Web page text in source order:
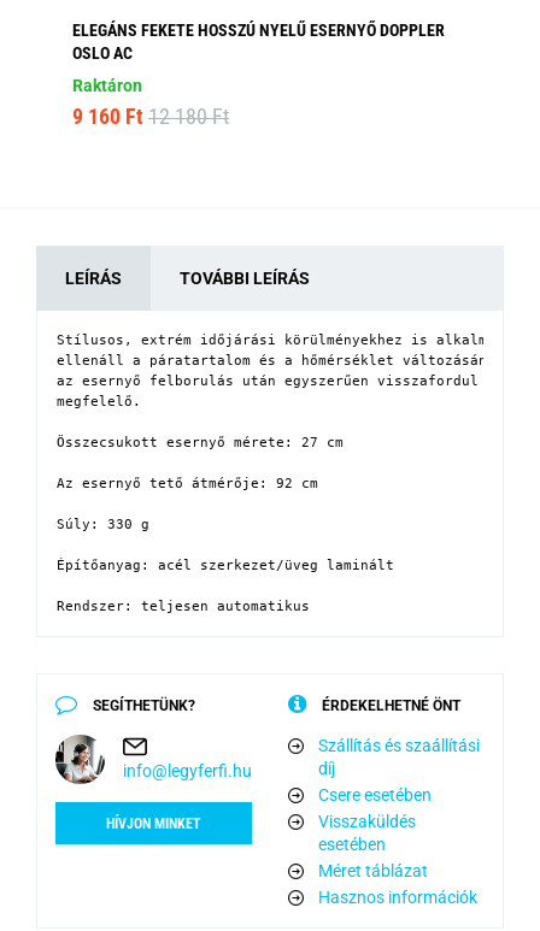
ELEGÁNS FEKETE HOSSZÚ NYELŰ ESERNYŐ DOPPLER
OSLO AC
Raktáron
9 160 Ft 12 180 Ft
LEÍRÁS TOVÁBBI LEÍRÁS
Stílusos, extrém időjárási körülményekhez is alkalmas
ellenáll a páratartalom és a hőmérséklet változásának. A
az esernyő felborulás után egyszerűen visszafordul
megfelelő.
Összecsukott esernyő mérete: 27 cm
Az esernyő tető átmérője: 92 cm
Súly: 330 g
Építőanyag: acél szerkezet/üveg laminált
Rendszer: teljesen automatikus
SEGÍTHETÜNK?
info@legyferfi.hu
HÍVJON MINKET
ÉRDEKELHETNÉ ÖNT
Szállítás és szaállítási
díj
Csere esetében
Visszaküldés
esetében
Méret táblázat
Hasznos információk